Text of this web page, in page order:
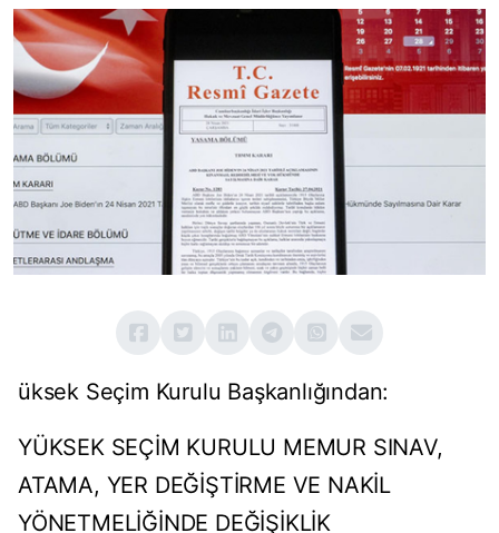
üksek Seçim Kurulu Başkanlığından:
YÜKSEK SEÇİM KURULU MEMUR SINAV,
ATAMA, YER DEĞİŞTİRME VE NAKİL
YÖNETMELİĞİNDE DEĞİŞİKLİK